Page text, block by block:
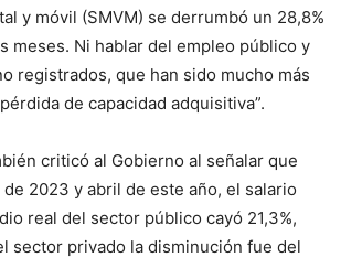
y móvil (SMVM) se derrumbó un 28,8%
meses. Ni hablar del empleo público y
registrados, que han sido mucho más
de capacidad adquisitiva”.
criticó al Gobierno al señalar que
2023 y abril de este año, el salario
real del sector público cayó 21,3%,
sector privado la disminución fue del